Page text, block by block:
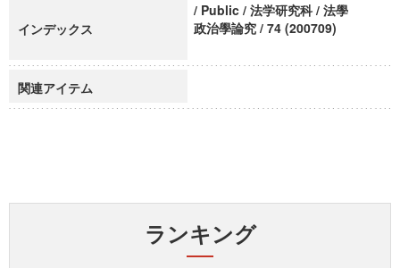
インデックス
/ Public / 法学研究科 / 法學
政治學論究 / 74 (200709)
関連アイテム
ランキング